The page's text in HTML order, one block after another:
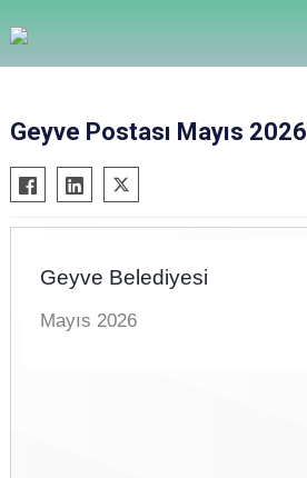
Geyve Postası Mayıs 2026